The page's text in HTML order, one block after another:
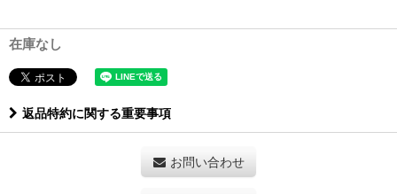
在庫なし
返品特約に関する重要事項
お問い合わせ